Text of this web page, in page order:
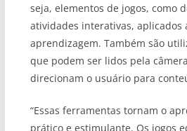
seja, elementos de jogos, como
atividades interativas, aplicados
aprendizagem. Também são
que podem ser lidos pela
direcionam o usuário para
“Essas ferramentas tornam o
prático e estimulante. Os jogos